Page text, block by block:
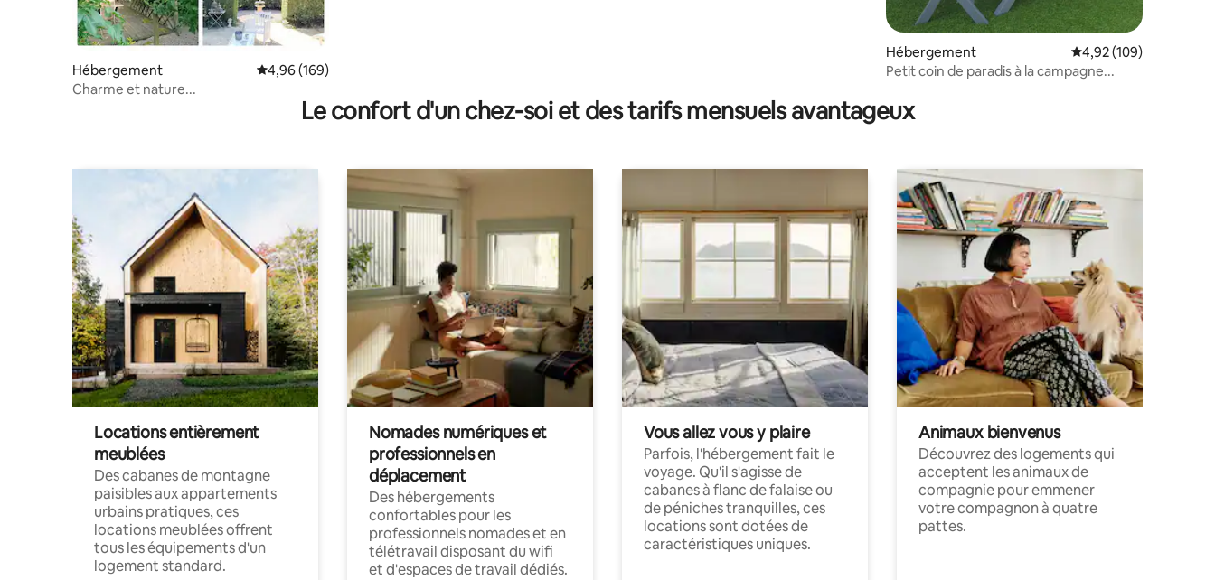
Hébergement Évaluation moyenne sur la base de 169 commentaires : 4,96 sur 5
4,96 (169)
Charme et nature...
Hébergement Évaluation moyenne
4,92 (109)
Petit coin de paradis à la campagne...
Le confort d'un chez-soi et des tarifs mensuels avantageux
Locations entièrement
meublées
Des cabanes de montagne
paisibles aux appartements
urbains pratiques, ces
locations meublées offrent
tous les équipements d'un
logement standard.
Nomades numériques et
professionnels en
déplacement
Des hébergements
confortables pour les
professionnels nomades et en
télétravail disposant du wifi
et d'espaces de travail dédiés.
Vous allez vous y plaire
Parfois, l'hébergement fait le
voyage. Qu'il s'agisse de
cabanes à flanc de falaise ou
de péniches tranquilles, ces
locations sont dotées de
caractéristiques uniques.
Animaux bienvenus
Découvrez des logements qui
acceptent les animaux de
compagnie pour emmener
votre compagnon à quatre
pattes.